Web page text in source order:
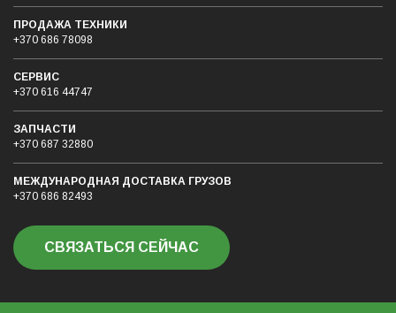
ПРОДАЖА ТЕХНИКИ
+370 686 78098
СЕРВИС
+370 616 44747
ЗАПЧАСТИ
+370 687 32880
МЕЖДУНАРОДНАЯ ДОСТАВКА ГРУЗОB
+370 686 82493
СВЯЗАТЬСЯ СЕЙЧАС